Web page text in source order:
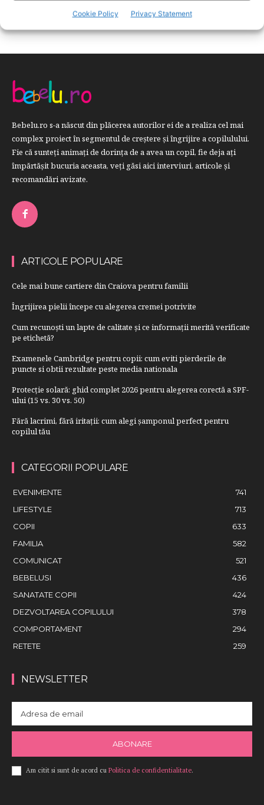
Cookie Policy Privacy Statement
Bebelu.ro s-a născut din plăcerea autorilor ei de a realiza cel mai
complex proiect în segmentul de creştere şi îngrijire a copilulului.
Fie că sunteţi animaţi de dorinţa de a avea un copil, fie deja aţi
împărtăşit bucuria aceasta, veți găsi aici interviuri, articole şi
recomandări avizate.
ARTICOLE POPULARE
Cele mai bune cartiere din Craiova pentru familii
Îngrijirea pielii începe cu alegerea cremei potrivite
Cum recunoști un lapte de calitate și ce informații merită verificate
pe etichetă?
Examenele Cambridge pentru copii: cum eviti pierderile de
puncte si obtii rezultate peste media nationala
Protecție solară: ghid complet 2026 pentru alegerea corectă a SPF-
ului (15 vs. 30 vs. 50)
Fără lacrimi, fără iritații: cum alegi șamponul perfect pentru
copilul tău
CATEGORII POPULARE
EVENIMENTE
741
LIFESTYLE
713
COPII
633
FAMILIA
582
COMUNICAT
521
BEBELUSI
436
SANATATE COPII
424
DEZVOLTAREA COPILULUI
378
COMPORTAMENT
294
RETETE
259
NEWSLETTER
ABONARE
Am citit si sunt de acord cu Politica de confidentialitate.